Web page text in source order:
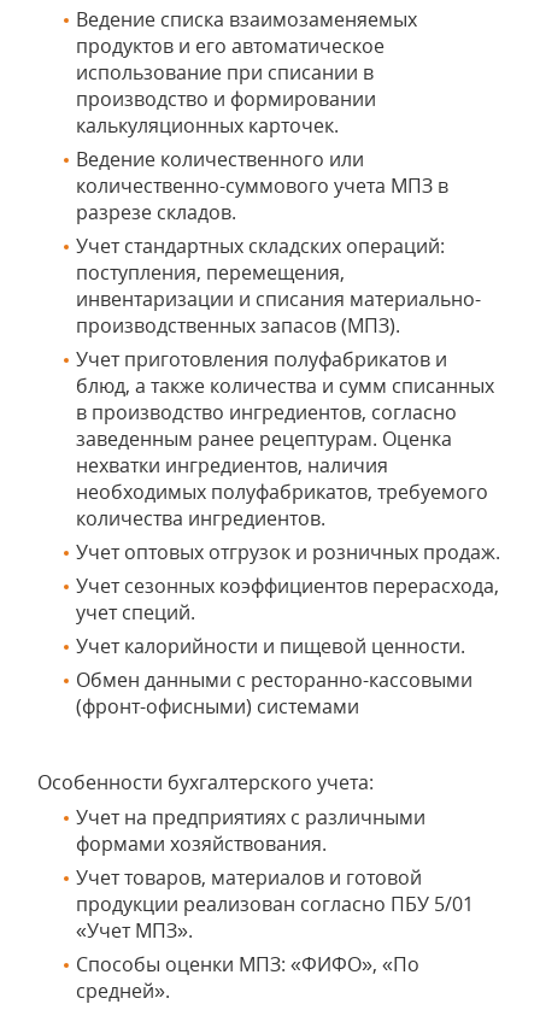
Ведение списка взаимозаменяемых
продуктов и его автоматическое
использование при списании в
производство и формировании
калькуляционных карточек.
Ведение количественного или
количественно-суммового учета МПЗ в
разрезе складов.
Учет стандартных складских операций:
поступления, перемещения,
инвентаризации и списания материально-
производственных запасов (МПЗ).
Учет приготовления полуфабрикатов и
блюд, а также количества и сумм списанных
в производство ингредиентов, согласно
заведенным ранее рецептурам. Оценка
нехватки ингредиентов, наличия
необходимых полуфабрикатов, требуемого
количества ингредиентов.
Учет оптовых отгрузок и розничных продаж.
Учет сезонных коэффициентов перерасхода,
учет специй.
Учет калорийности и пищевой ценности.
Обмен данными с ресторанно-кассовыми
(фронт-офисными) системами
Особенности бухгалтерского учета:
Учет на предприятиях с различными
формами хозяйствования.
Учет товаров, материалов и готовой
продукции реализован согласно ПБУ 5/01
«Учет МПЗ».
Способы оценки МПЗ: «ФИФО», «По
средней».